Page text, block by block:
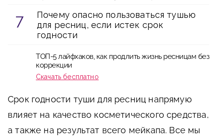
Почему опасно пользоваться тушью
для ресниц, если истек срок
годности
ТОП-5 лайфхаков, как продлить жизнь ресницам без
коррекции
Скачать бесплатно
Срок годности туши для ресниц напрямую
влияет на качество косметического средства,
а также на результат всего мейкапа. Все мы